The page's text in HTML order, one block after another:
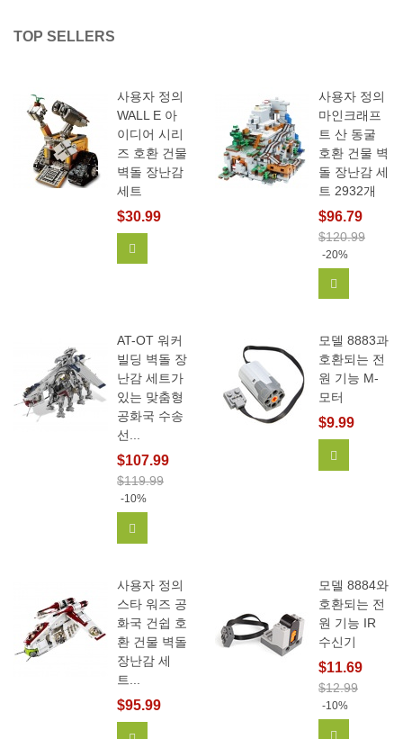
TOP SELLERS
사용자 정의
WALL E 아
이디어 시리
즈 호환 건물
벽돌 장난감
세트
$30.99
사용자 정의
마인크래프
트 산 동굴
호환 건물 벽
돌 장난감 세
트 2932개
$96.79
$120.99
-20%
AT-OT 워커
빌딩 벽돌 장
난감 세트가
있는 맞춤형
공화국 수송
선...
$107.99
$119.99
-10%
모델 8883과
호환되는 전
원 기능 M-
모터
$9.99
사용자 정의
스타 워즈 공
화국 건쉽 호
환 건물 벽돌
장난감 세
트...
$95.99
모델 8884와
호환되는 전
원 기능 IR
수신기
$11.69
$12.99
-10%